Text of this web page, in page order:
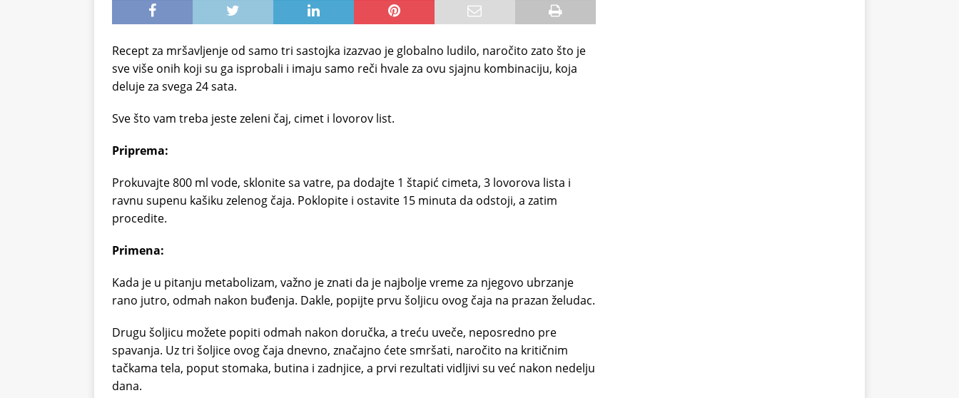
Recept za mršavljenje od samo tri sastojka izazvao je globalno ludilo, naročito zato što je
sve više onih koji su ga isprobali i imaju samo reči hvale za ovu sjajnu kombinaciju, koja
deluje za svega 24 sata.
Sve što vam treba jeste zeleni čaj, cimet i lovorov list.
Priprema:
Prokuvajte 800 ml vode, sklonite sa vatre, pa dodajte 1 štapić cimeta, 3 lovorova lista i
ravnu supenu kašiku zelenog čaja. Poklopite i ostavite 15 minuta da odstoji, a zatim
procedite.
Primena:
Kada je u pitanju metabolizam, važno je znati da je najbolje vreme za njegovo ubrzanje
rano jutro, odmah nakon buđenja. Dakle, popijte prvu šoljicu ovog čaja na prazan želudac.
Drugu šoljicu možete popiti odmah nakon doručka, a treću uveče, neposredno pre
spavanja. Uz tri šoljice ovog čaja dnevno, značajno ćete smršati, naročito na kritičnim
tačkama tela, poput stomaka, butina i zadnjice, a prvi rezultati vidljivi su već nakon nedelju
dana.